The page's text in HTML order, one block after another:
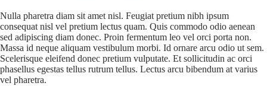
Nulla pharetra diam sit amet nisl. Feugiat pretium nibh ipsum
consequat nisl vel pretium lectus quam. Quis commodo odio aenean
sed adipiscing diam donec. Proin fermentum leo vel orci porta non.
Massa id neque aliquam vestibulum morbi. Id ornare arcu odio ut sem.
Scelerisque eleifend donec pretium vulputate. Et sollicitudin ac orci
phasellus egestas tellus rutrum tellus. Lectus arcu bibendum at varius
vel pharetra.